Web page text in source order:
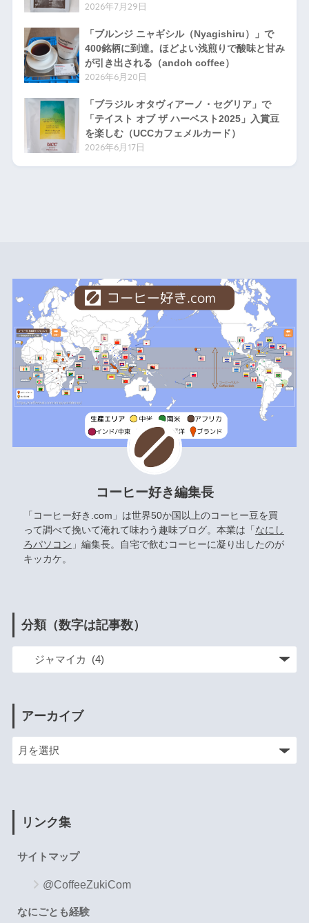
2026年7月29日
「ブルンジ ニャギシル（Nyagishiru）」で
400銘柄に到達。ほどよい浅煎りで酸味と甘み
が引き出される（andoh coffee）
2026年6月20日
「ブラジル オタヴィアーノ・セグリア」で
「テイスト オブ ザ ハーベスト2025」入賞豆
を楽しむ（UCCカフェメルカード）
2026年6月17日
コーヒー好き編集長
「コーヒー好き.com」は世界50か国以上のコーヒー豆を買
って調べて挽いて淹れて味わう趣味ブログ。本業は「 なにし
ろパソコン 」編集長。自宅で飲むコーヒーに凝り出したのが
キッカケ。
分類（数字は記事数）
アーカイブ
リンク集
サイトマップ
@CoffeeZukiCom
なにごとも経験